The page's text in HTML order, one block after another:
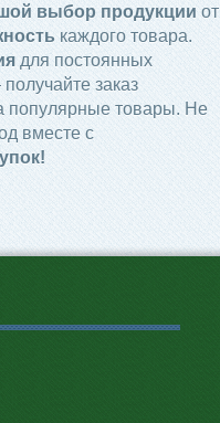
выбор продукцииот
каждого товара.
для постоянных
заказ
популярные товары. Не
вместе с